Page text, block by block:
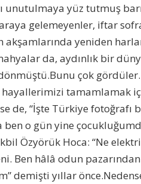
yüz tutmuş
gelemeyenler, iftar
yeniden
da, aydınlık bir
çok
hayallerimizi tamamlamak
de, “İşte Türkiye fotoğrafı
ben o gün yine
Özyörük Hoca: “Ne
Ben hâlâ odun
demişti yıllar